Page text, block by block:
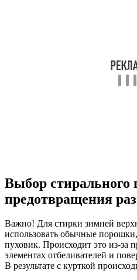
Выбор стирального
предотвращения
Важно! Для стирки зимней
использовать обычные
пуховик. Происходит это из-за
элементах отбеливателей и
В результате с курткой